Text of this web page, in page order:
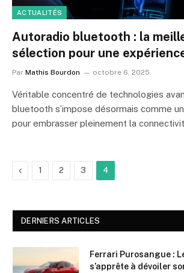
ACTUALITÉS
Autoradio bluetooth : la
sélection pour une
Par Mathis Bourdon octobre 6, 2025
Véritable concentré de technologies
bluetooth s’impose désormais comme
pour embrasser pleinement la
Précédent
1 2 3 4
DERNIERS ARTICLES
Ferrari Purosangue :
s’apprête à dévoiler